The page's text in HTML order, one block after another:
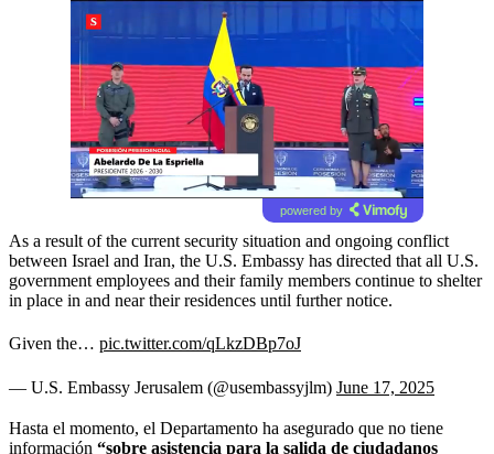
powered by
As a result of the current security situation and ongoing conflict
between Israel and Iran, the U.S. Embassy has directed that all U.S.
government employees and their family members continue to shelter
in place in and near their residences until further notice.
Given the… pic.twitter.com/qLkzDBp7oJ
— U.S. Embassy Jerusalem (@usembassyjlm) June 17, 2025
Hasta el momento, el Departamento ha asegurado que no tiene
información “sobre asistencia para la salida de ciudadanos